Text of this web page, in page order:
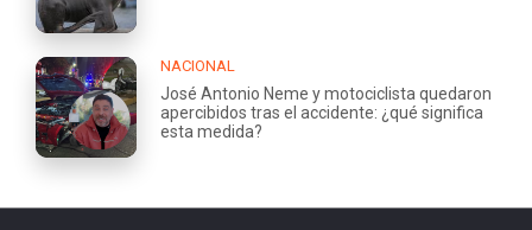
NACIONAL
José Antonio Neme y motociclista quedaron
apercibidos tras el accidente: ¿qué significa
esta medida?